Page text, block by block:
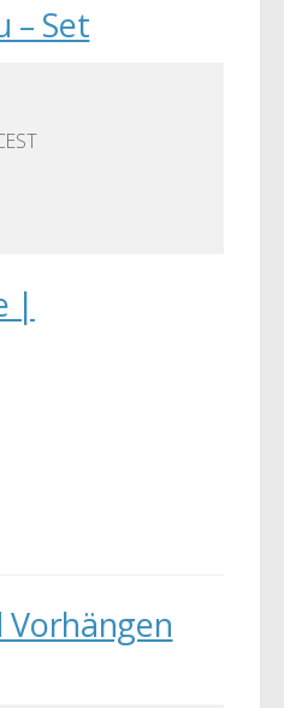
– Set
|